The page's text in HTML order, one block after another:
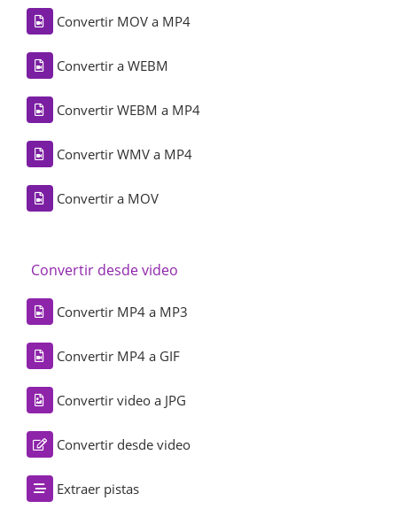
Convertir MOV a MP4
Convertir a WEBM
Convertir WEBM a MP4
Convertir WMV a MP4
Convertir a MOV
Convertir desde video
Convertir MP4 a MP3
Convertir MP4 a GIF
Convertir video a JPG
Convertir desde video
Extraer pistas